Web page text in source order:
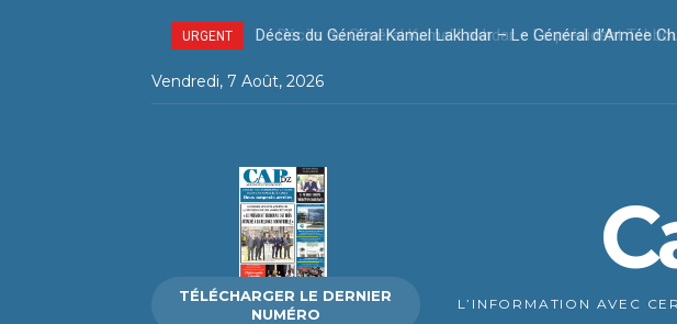
URGENT Décès du Général Kamel Lakhdar – Le président
Vendredi, 7 Août, 2026
TÉLÉCHARGER LE DERNIER
NUMÉRO
L’INFORMATION AVEC